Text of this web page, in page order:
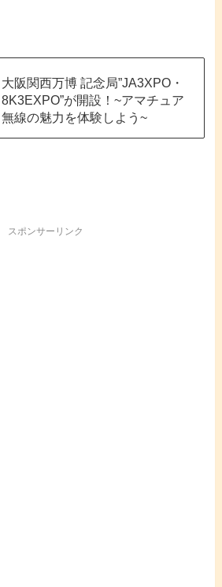
大阪関西万博 記念局”JA3XPO・
8K3EXPO”が開設！~アマチュア
無線の魅力を体験しよう~
スポンサーリンク